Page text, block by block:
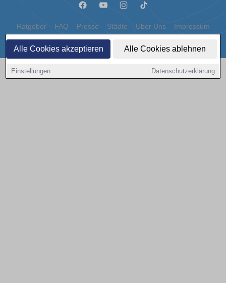
Alle Cookies akzeptieren Alle Cookies ablehnen
Einstellungen Datenschutzerklärung
Ratgeber FAQ Presse Städte Über Uns Impressum
Datenschutz Cookies
Copyright © 2000 - 2026 | 1A Infosysteme GmbH | Content by: 1a-sites-autos